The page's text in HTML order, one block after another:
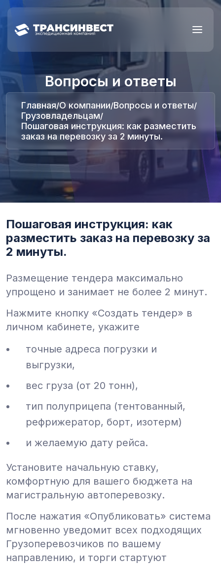
Вопросы и ответы
Главная/О компании/Вопросы и ответы/
Грузовладельцам/
Пошаговая инструкция: как разместить
заказ на перевозку за 2 минуты.
Пошаговая инструкция: как
разместить заказ на перевозку за
2 минуты.
Размещение тендера максимально
упрощено и занимает не более 2 минут.
Нажмите кнопку «Создать тендер» в
личном кабинете, укажите
точные адреса погрузки и
выгрузки,
вес груза (от 20 тонн),
тип полуприцепа (тентованный,
рефрижератор, борт, изотерм)
и желаемую дату рейса.
Установите начальную ставку,
комфортную для вашего бюджета на
магистральную автоперевозку.
После нажатия «Опубликовать» система
мгновенно уведомит всех подходящих
Грузоперевозчиков по вашему
направлению, и торги стартуют